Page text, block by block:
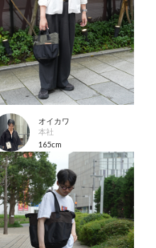
オイカワ
本社
165cm